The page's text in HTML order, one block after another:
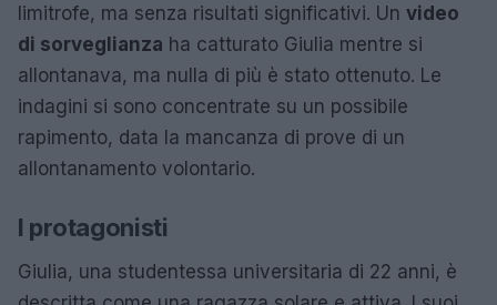
limitrofe, ma senza risultati significativi. Un video
di sorveglianza ha catturato Giulia mentre si
allontanava, ma nulla di più è stato ottenuto. Le
indagini si sono concentrate su un possibile
rapimento, data la mancanza di prove di un
allontanamento volontario.
I protagonisti
Giulia, una studentessa universitaria di 22 anni, è